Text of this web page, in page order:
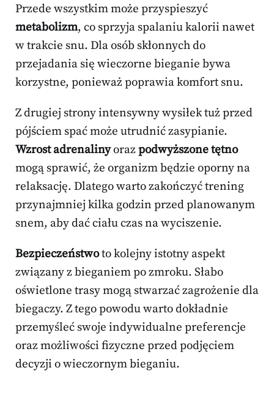
Przede wszystkim może przyspieszyć
metabolizm, co sprzyja spalaniu kalorii nawet
w trakcie snu. Dla osób skłonnych do
przejadania się wieczorne bieganie bywa
korzystne, ponieważ poprawia komfort snu.
Z drugiej strony intensywny wysiłek tuż przed
pójściem spać może utrudnić zasypianie.
Wzrost adrenalinyorazpodwyższone tętno
mogą sprawić, że organizm będzie oporny na
relaksację. Dlatego warto zakończyć trening
przynajmniej kilka godzin przed planowanym
snem, aby dać ciału czas na wyciszenie.
Bezpieczeństwoto kolejny istotny aspekt
związany z bieganiem po zmroku. Słabo
oświetlone trasy mogą stwarzać zagrożenie dla
biegaczy. Z tego powodu warto dokładnie
przemyśleć swoje indywidualne preferencje
oraz możliwości fizyczne przed podjęciem
decyzji o wieczornym bieganiu.